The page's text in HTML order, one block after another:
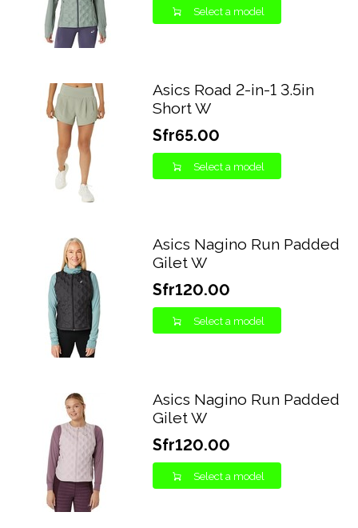
Select a model
Asics Road 2-in-1 3.5in
Short W
Sfr65.00
Select a model
Asics Nagino Run Padded
Gilet W
Sfr120.00
Select a model
Asics Nagino Run Padded
Gilet W
Sfr120.00
Select a model